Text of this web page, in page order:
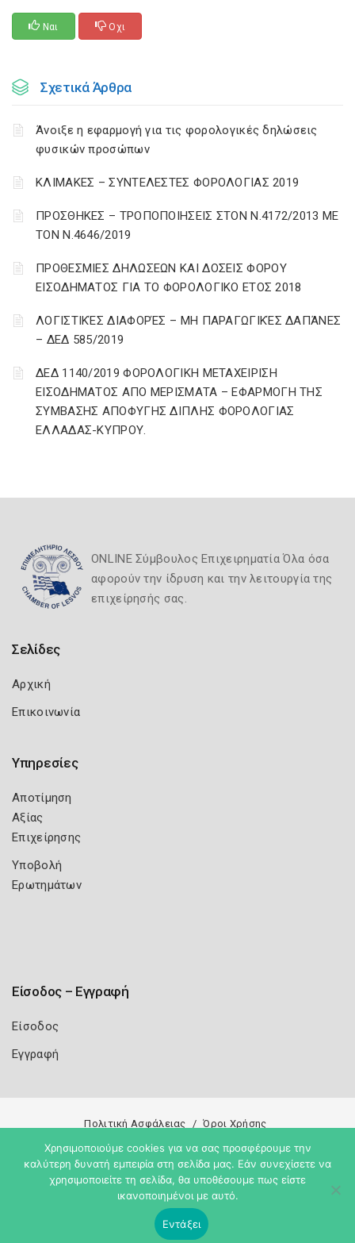
Ναι Οχι
Σχετικά Άρθρα
Άνοιξε η εφαρμογή για τις φορολογικές δηλώσεις
φυσικών προσώπων
ΚΛΙΜΑΚΕΣ – ΣΥΝΤΕΛΕΣΤΕΣ ΦΟΡΟΛΟΓΙΑΣ 2019
ΠΡΟΣΘΗΚΕΣ – ΤΡΟΠΟΠΟΙΗΣΕΙΣ ΣΤΟΝ Ν.4172/2013 ΜΕ
ΤΟΝ Ν.4646/2019
ΠΡΟΘΕΣΜΙΕΣ ΔΗΛΩΣΕΩΝ ΚΑΙ ΔΟΣΕΙΣ ΦΟΡΟΥ
ΕΙΣΟΔΗΜΑΤΟΣ ΓΙΑ ΤΟ ΦΟΡΟΛΟΓΙΚΟ ΕΤΟΣ 2018
ΛΟΓΙΣΤΙΚΈΣ ΔΙΑΦΟΡΈΣ – ΜΗ ΠΑΡΑΓΩΓΙΚΈΣ ΔΑΠΆΝΕΣ
– ΔΕΔ 585/2019
ΔΕΔ 1140/2019 ΦΟΡΟΛΟΓΙΚΗ ΜΕΤΑΧΕΙΡΙΣΗ
ΕΙΣΟΔΗΜΑΤΟΣ ΑΠΟ ΜΕΡΙΣΜΑΤΑ – ΕΦΑΡΜΟΓΗ ΤΗΣ
ΣΥΜΒΑΣΗΣ ΑΠΟΦΥΓΗΣ ΔΙΠΛΗΣ ΦΟΡΟΛΟΓΙΑΣ
ΕΛΛΑΔΑΣ-ΚΥΠΡΟΥ.
ONLINE Σύμβουλος Επιχειρηματία Όλα όσα
αφορούν την ίδρυση και την λειτουργία της
επιχείρησής σας.
Σελίδες
Αρχική
Επικοινωνία
Υπηρεσίες
Αποτίμηση
Αξίας
Επιχείρησης
Υποβολή
Ερωτημάτων
Είσοδος – Εγγραφή
Είσοδος
Εγγραφή
Πολιτική Ασφάλειας Όροι Χρήσης
Copyright 2026 Knowledge A.E.
Χρησιμοποιούμε cookies για να σας προσφέρουμε την
καλύτερη δυνατή εμπειρία στη σελίδα μας. Εάν συνεχίσετε να
χρησιμοποιείτε τη σελίδα, θα υποθέσουμε πως είστε
ικανοποιημένοι με αυτό.
Εντάξει